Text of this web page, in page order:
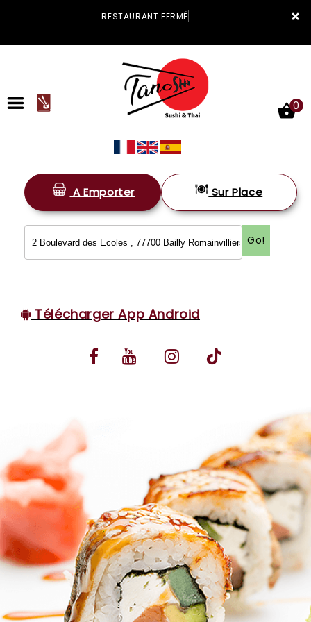
×
RESTAURANT FERMÉ
ACCUEIL
LA CARTE
VOS AVIS
MENTIONS LÉGALES
0
A Emporter Sur Place
Go!
Télécharger App Android